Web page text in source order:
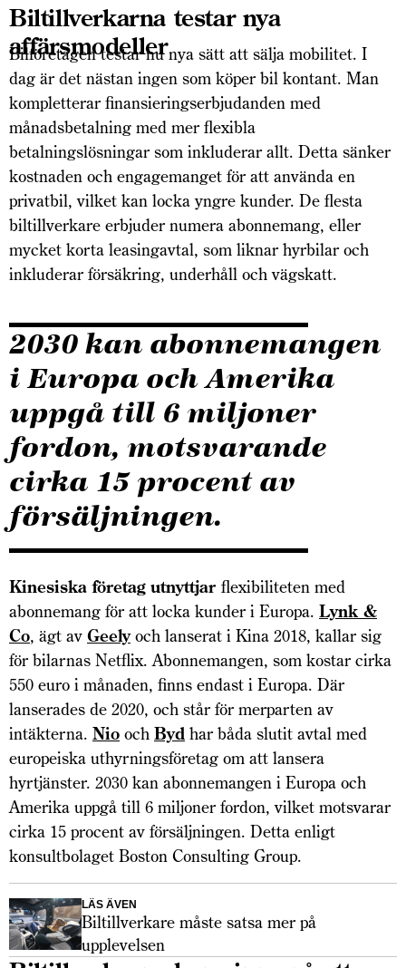
Biltillverkarna testar nya
affärsmodeller
Bilföretagen testar nu nya sätt att sälja mobilitet. I
dag är det nästan ingen som köper bil kontant. Man
kompletterar finansieringserbjudanden med
månadsbetalning med mer flexibla
betalningslösningar som inkluderar allt. Detta sänker
kostnaden och engagemanget för att använda en
privatbil, vilket kan locka yngre kunder. De flesta
biltillverkare erbjuder numera abonnemang, eller
mycket korta leasingavtal, som liknar hyrbilar och
inkluderar försäkring, underhåll och vägskatt.
2030 kan abonnemangen
i Europa och Amerika
uppgå till 6 miljoner
fordon, motsvarande
cirka 15 procent av
försäljningen.
Kinesiska företag utnyttjar flexibiliteten med
abonnemang för att locka kunder i Europa. Lynk &
Co, ägt av Geelyoch lanserat i Kina 2018, kallar sig
för bilarnas Netflix. Abonnemangen, som kostar cirka
550 euro i månaden, finns endast i Europa. Där
lanserades de 2020, och står för merparten av
intäkterna. Nio och Byd har båda slutit avtal med
europeiska uthyrningsföretag om att lansera
hyrtjänster. 2030 kan abonnemangen i Europa och
Amerika uppgå till 6 miljoner fordon, vilket motsvarar
cirka 15 procent av försäljningen. Detta enligt
konsultbolaget Boston Consulting Group.
LÄS ÄVEN
Biltillverkare måste satsa mer på
upplevelsen